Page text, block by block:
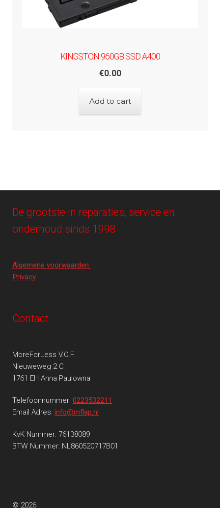
KINGSTON 960GB SSD A400
€0.00
Add to cart
De grootste in reparaties, service en
onderhoud sinds 1998
Algemene voorwaarden
Privacy
Contact
MoreForLess V.O.F.
Nieuweweg 2 C
1761 EH Anna Paulowna
Telefoonnummer: 0223532211
Email Adres: info@mflap.nl
KvK Nummer: 76138089
BTW Nummer: NL860520717B01
© 2026